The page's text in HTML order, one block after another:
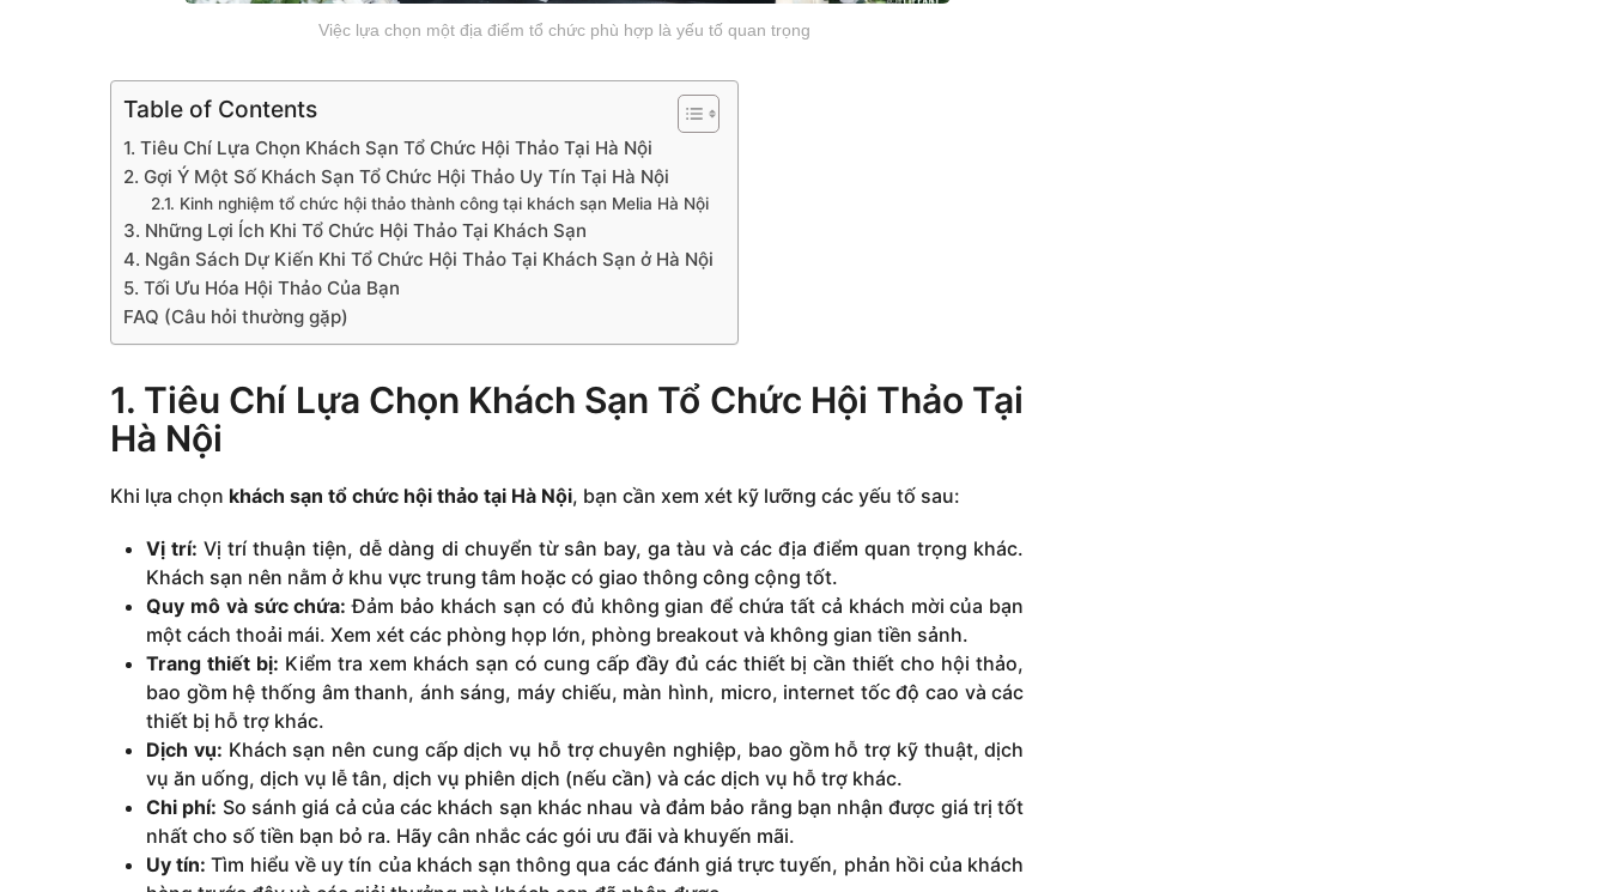
Việc lựa chọn một địa điểm tổ chức phù hợp là yếu tố quan trọng
Table of Contents
1. Tiêu Chí Lựa Chọn Khách Sạn Tổ Chức Hội Thảo Tại Hà Nội
2. Gợi Ý Một Số Khách Sạn Tổ Chức Hội Thảo Uy Tín Tại Hà Nội
2.1. Kinh nghiệm tổ chức hội thảo thành công tại khách sạn Melia Hà Nội
3. Những Lợi Ích Khi Tổ Chức Hội Thảo Tại Khách Sạn
4. Ngân Sách Dự Kiến Khi Tổ Chức Hội Thảo Tại Khách Sạn ở Hà Nội
5. Tối Ưu Hóa Hội Thảo Của Bạn
FAQ (Câu hỏi thường gặp)
1. Tiêu Chí Lựa Chọn Khách Sạn Tổ Chức Hội Thảo Tại
Hà Nội
Khi lựa chọn khách sạn tổ chức hội thảo tại Hà Nội, bạn cần xem xét kỹ lưỡng các yếu tố sau:
Vị trí: Vị trí thuận tiện, dễ dàng di chuyển từ sân bay, ga tàu và các địa điểm quan trọng khác.
Khách sạn nên nằm ở khu vực trung tâm hoặc có giao thông công cộng tốt.
Quy mô và sức chứa: Đảm bảo khách sạn có đủ không gian để chứa tất cả khách mời của bạn
một cách thoải mái. Xem xét các phòng họp lớn, phòng breakout và không gian tiền sảnh.
Trang thiết bị: Kiểm tra xem khách sạn có cung cấp đầy đủ các thiết bị cần thiết cho hội thảo,
bao gồm hệ thống âm thanh, ánh sáng, máy chiếu, màn hình, micro, internet tốc độ cao và các
thiết bị hỗ trợ khác.
Dịch vụ: Khách sạn nên cung cấp dịch vụ hỗ trợ chuyên nghiệp, bao gồm hỗ trợ kỹ thuật, dịch
vụ ăn uống, dịch vụ lễ tân, dịch vụ phiên dịch (nếu cần) và các dịch vụ hỗ trợ khác.
Chi phí: So sánh giá cả của các khách sạn khác nhau và đảm bảo rằng bạn nhận được giá trị tốt
nhất cho số tiền bạn bỏ ra. Hãy cân nhắc các gói ưu đãi và khuyến mãi.
Uy tín: Tìm hiểu về uy tín của khách sạn thông qua các đánh giá trực tuyến, phản hồi của khách